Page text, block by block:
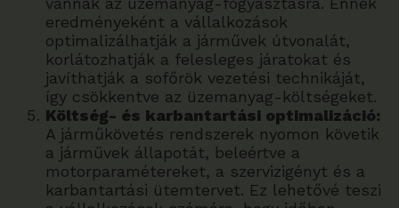
eredményeként a vállalkozások
optimalizálhatják a járművek útvonalát,
korlátozhatják a felesleges járatokat és
javíthatják a sofőrök vezetési technikáját,
így csökkentve az üzemanyag-költségeket.
Költség- és karbantartási optimalizáció:
A járműkövetés rendszerek nyomon követik
a járművek állapotát, beleértve a
motorparamétereket, a szervizigényt és a
karbantartási ütemtervet. Ez lehetővé teszi